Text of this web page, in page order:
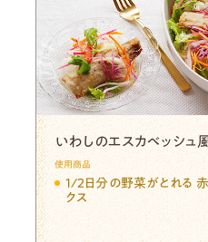
いわしのエスカベッシュ
使用商品
1/2日分の野菜がとれる
クス